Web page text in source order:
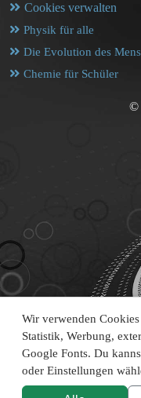
Wir verwenden
Statistik, Werbung,
Google Fonts. Du
oder Einstellungen
Cookies verwalten
Physik für alle
Die Evolution des
Chemie für Schüler
©